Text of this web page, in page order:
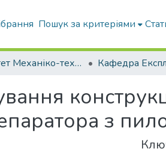
Пошук за критеріями
Факультет Механіко-технологічний
з